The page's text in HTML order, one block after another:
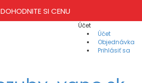
DOHODNITE SI CENU
Účet
Účet
Objednávka
Prihlásiť sa